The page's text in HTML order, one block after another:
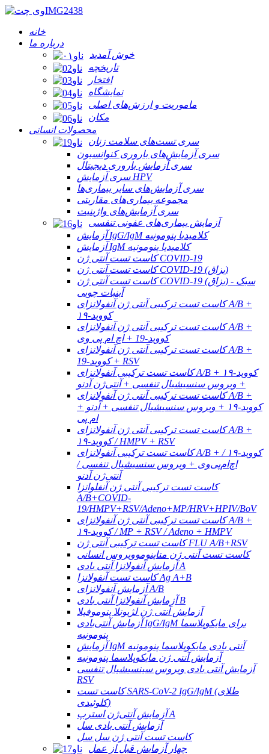
خانه
درباره ما
خوش آمدید
تاریخچه
افتخار
نمایشگاه
ماموریت و ارزش‌های اصلی
مکان
محصولات انسانی
سری تست‌های سلامت زنان
سری آزمایش‌های باروری کنوانسیون
سری آزمایش باروری دیجیتال
سری آزمایش HPV
سری آزمایش‌های سایر بیماری‌ها
مجموعه بیماری‌های مقاربتی
سری آزمایش‌های واژینیت
آزمایش بیماری‌های عفونی تنفسی
آزمایش IgG/IgM کلامیدیا پنومونیه
آزمایش IgM کلامیدیا پنومونیه
کاست تست آنتی ژن COVID-19
کاست تست آنتی ژن COVID-19 (بزاق)
کاست تست آنتی ژن COVID-19 (بزاق) - سبک
آبنبات چوبی
کاست تست ترکیبی آنتی ژن آنفولانزای A/B +
کووید-۱۹
کاست تست ترکیبی آنتی ژن آنفولانزای A/B +
کووید-19 + اچ ام پی وی
کاست تست ترکیبی آنتی ژن آنفولانزای A/B +
کووید-19 + RSV
کاست تست ترکیبی آنفولانزای A/B + کووید-۱۹
+ ویروس سنسیشیال تنفسی + آنتی‌ژن آدنو
کاست تست ترکیبی آنتی ژن آنفولانزای A/B +
کووید-۱۹ + ویروس سنسیشیال تنفسی + آدنو +
ام پی
کاست تست ترکیبی آنتی ژن آنفولانزای A/B +
کووید-۱۹ / HMPV + RSV
کاست تست ترکیبی آنفولانزای A/B + کووید-۱۹ /
اچ‌ام‌پی‌وی + ویروس سنسیشیال تنفسی /
آنتی‌ژن آدنو
کاست تست ترکیبی آنتی ژن آنفلوانزا
A/B+COVID-
19/HMPV+RSV/Adeno+MP/HRV+HPIV/BoV
کاست تست ترکیبی آنتی ژن آنفولانزای A/B +
کووید-۱۹ / MP + RSV / Adeno + HMPV
کاست تست ترکیبی آنتی ژن FLU A/B+RSV
کاست تست آنتی ژن متاپنوموویروس انسانی
آزمایش آنفولانزا آنتی بادی A
کاست تست آنفولانزا Ag A+B
آزمایش آنفولانزای A/B
آزمایش آنفولانزا آنتی بادی B
آزمایش آنتی ژن لژیونلا پنوموفیلا
آزمایش آنتی‌بادی IgG/IgM برای مایکوپلاسما
پنومونیه
آزمایش IgM آنتی بادی مایکوپلاسما پنومونیه
آزمایش آنتی ژن مایکوپلاسما پنومونیه
آزمایش آنتی بادی ویروس سینسیشیال تنفسی
RSV
کاست تست SARS-CoV-2 IgG/IgM (طلای
کلوئیدی)
آزمایش آنتی‌ژن استرپ A
آزمایش آنتی بادی سل
کاست تست آنتی ژن سل سل
چهار آزمایش قبل از عمل